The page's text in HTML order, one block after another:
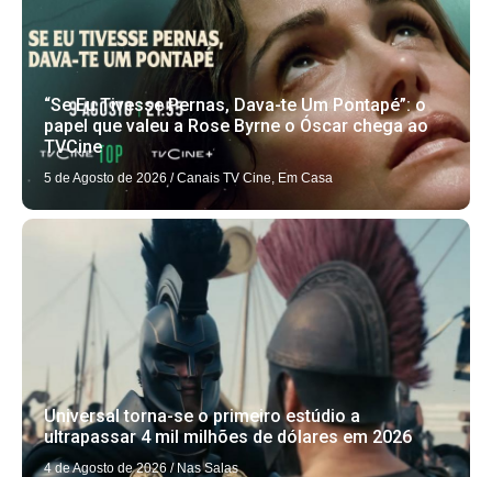
“Se Eu Tivesse Pernas, Dava-te Um Pontapé”: o
papel que valeu a Rose Byrne o Óscar chega ao
TVCine
5 de Agosto de 2026 / Canais TV Cine Em Casa
Universal torna-se o primeiro estúdio a
ultrapassar 4 mil milhões de dólares em 2026
4 de Agosto de 2026 / Nas Salas